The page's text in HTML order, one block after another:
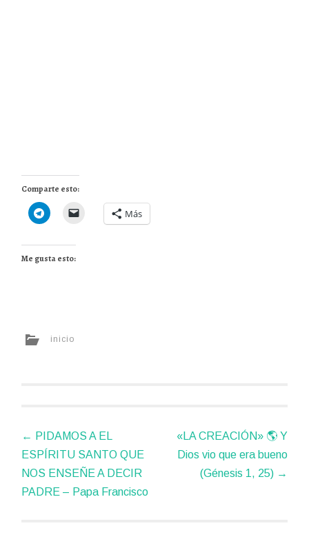
Comparte esto:
Más
Me gusta esto:
inicio
de
artículos
← PIDAMOS A EL
ESPÍRITU SANTO QUE
NOS ENSEÑE A DECIR
PADRE – Papa Francisco
«LA CREACIÓN» 🌎 Y
Dios vio que era bueno
(Génesis 1, 25) →